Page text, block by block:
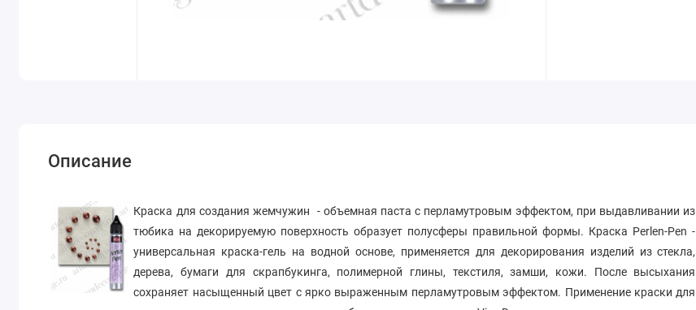
Описание
Краска для создания жемчужин - объемная паста с перламутровым эффектом, при выдавливании из
тюбика на декорируемую поверхность образует полусферы правильной формы. Краска Perlen-Pen -
универсальная краска-гель на водной основе, применяется для декорирования изделий из стекла,
дерева, бумаги для скрапбукинга, полимерной глины, текстиля, замши, кожи. После высыхания
сохраняет насыщенный цвет с ярко выраженным перламутровым эффектом. Применение краски для